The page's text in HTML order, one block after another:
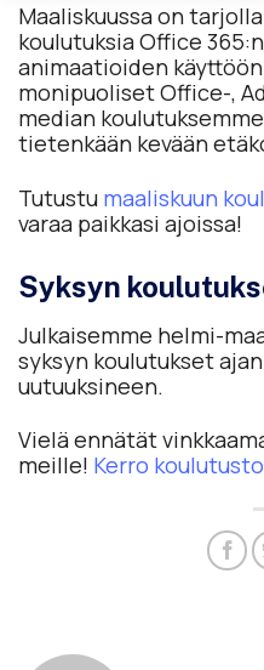
Maaliskuussa on
koulutuksia Office
animaatioiden
monipuoliset Office-,
median
tietenkään kevään
Tutustu maaliskuun
varaa paikkasi ajoissa!
Syksyn
Julkaisemme helmi-
syksyn koulutukset
uutuuksineen.
Vielä ennätät
meille! Kerro